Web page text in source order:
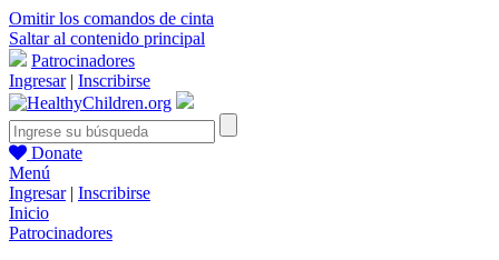
Omitir los comandos de cinta
Saltar al contenido principal
Patrocinadores
Ingresar| Inscribirse
Donate
Menú
Ingresar| Inscribirse
Inicio
Patrocinadores